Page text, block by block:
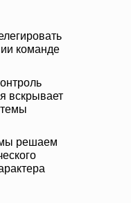
решаем
вскрывает
команде